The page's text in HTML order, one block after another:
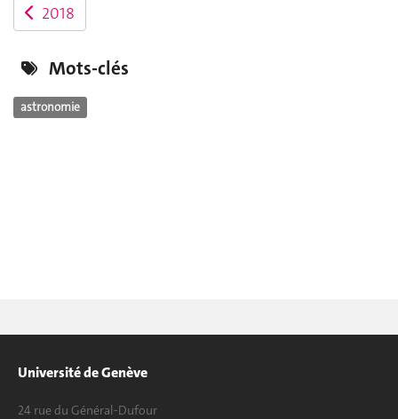
2018
Mots-clés
astronomie
Université de Genève
24 rue du Général-Dufour